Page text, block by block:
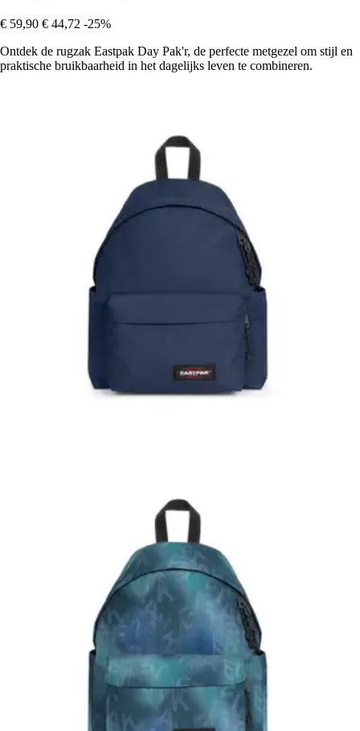
€ 59,90 € 44,72 -25%
Ontdek de rugzak Eastpak Day Pak'r, de perfecte metgezel om stijl en
praktische bruikbaarheid in het dagelijks leven te combineren.